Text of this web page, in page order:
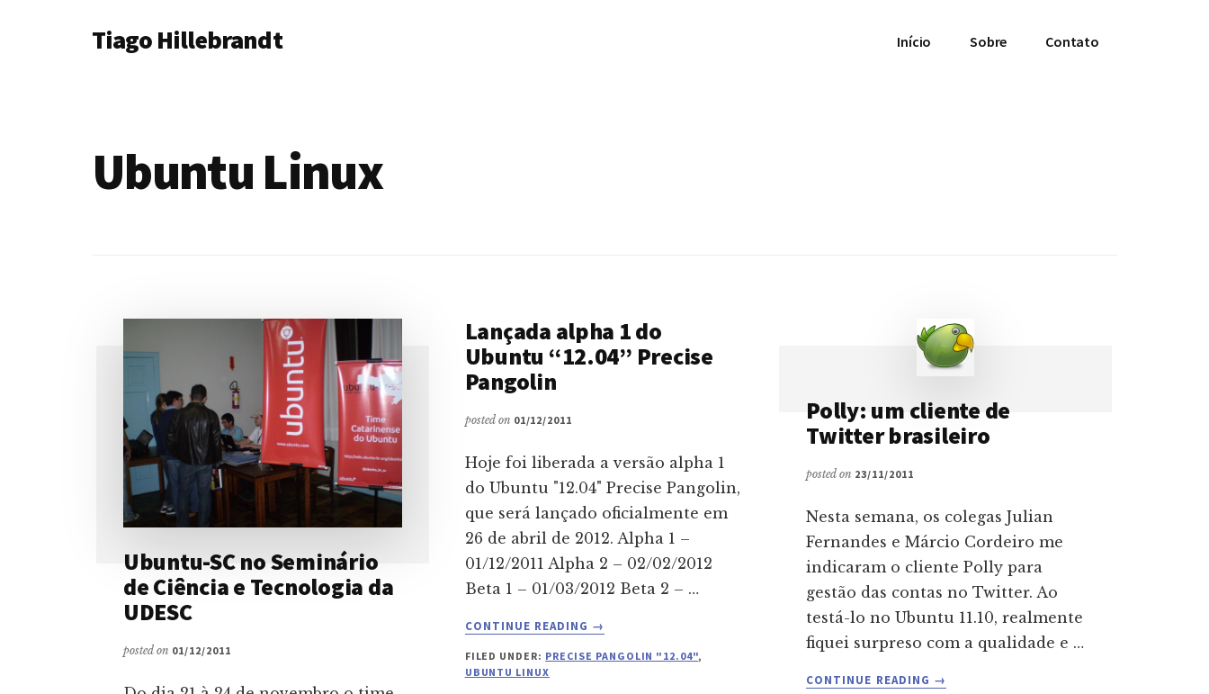
Additional
Tiago Hillebrandt Início Sobre Contato
Ubuntu Linux
Ubuntu-SC no Seminário
de Ciência e Tecnologia da
UDESC
posted on 01/12/2011
Lançada alpha 1 do
Ubuntu “12.04” Precise
Pangolin
posted on 01/12/2011
Hoje foi liberada a versão alpha 1
do Ubuntu "12.04" Precise Pangolin,
que será lançado oficialmente em
26 de abril de 2012. Alpha 1 –
01/12/2011 Alpha 2 – 02/02/2012
Beta 1 – 01/03/2012 Beta 2 – …
CONTINUE READING
ABOUT
ALPHA
→
FILED UNDER: PRECISE PANGOLIN "12.04",
UBUNTU LINUX
Polly: um cliente de
Twitter brasileiro
posted on 23/11/2011
Nesta semana, os colegas Julian
Fernandes e Márcio Cordeiro me
indicaram o cliente Polly para
gestão das contas no Twitter. Ao
testá-lo no Ubuntu 11.10, realmente
fiquei surpreso com a qualidade e …
CONTINUE READING
ABOUT
→